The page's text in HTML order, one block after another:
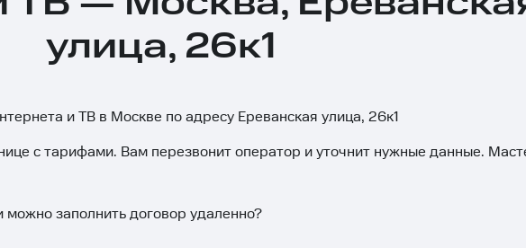
улица, 26к1
и ТВ в Москве по адресу Ереванская улица, 26к1
с тарифами. Вам перезвонит оператор и уточнит нужные данные.
заполнить договор удаленно?